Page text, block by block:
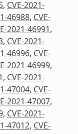
, CVE-2021-
46988, CVE-
2021-46991,
, CVE-2021-
46996, CVE-
2021-46999,
, CVE-2021-
47004, CVE-
2021-47007,
, CVE-2021-
47012, CVE-